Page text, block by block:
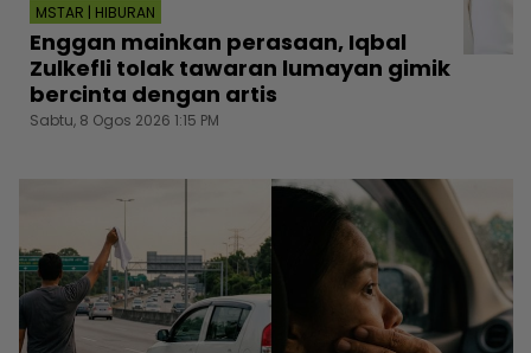
MSTAR | HIBURAN
Enggan mainkan perasaan, Iqbal
Zulkefli tolak tawaran lumayan gimik
bercinta dengan artis
Sabtu, 8 Ogos 2026 1:15 PM